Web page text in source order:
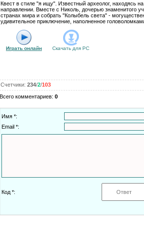
Квест в стиле "я ищу". Известный археолог, находясь
направлении. Вместе с Николь, дочерью знаменитого
странах мира и собрать "Колыбель света" -
удивительное приключение, наполненное
Играть онлайн Скачать для PC
Счетчики: 234/2/103
Всего комментариев: 0
Имя *:
Email *:
Код *: